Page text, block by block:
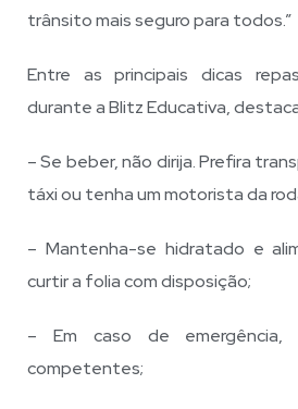
trânsito mais seguro para todos.”
Entre as principais dicas
durante a Blitz Educativa,
– Se beber, não dirija. Prefira
táxi ou tenha um motorista da
– Mantenha-se hidratado e
curtir a folia com disposição;
– Em caso de emergência,
competentes;